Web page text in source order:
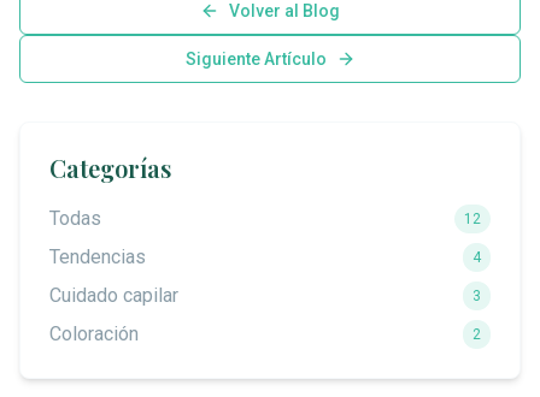
Volver al Blog
Siguiente Artículo
Categorías
Todas 12
Tendencias 4
Cuidado capilar 3
Coloración 2